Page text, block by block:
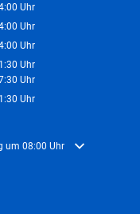
Uhr
Von 08:00 bis 14:00 Uhr
Uhr
Von 08:00 bis 14:00 Uhr
Uhr
Von 08:00 bis 14:00 Uhr
Uhr
08:00 bis 11:30 Uhr
Uhr
Von 14:00 bis 17:30 Uhr
Uhr
auszublenden
um 08:00 Uhr